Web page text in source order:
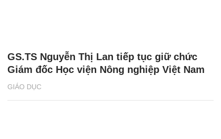
GIÁO DỤC
GS.TS Nguyễn Thị Lan tiếp tục giữ chức
Giám đốc Học viện Nông nghiệp Việt Nam